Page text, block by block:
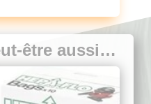
être aussi…